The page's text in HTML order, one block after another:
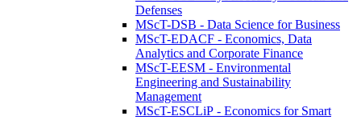
Defenses
MScT-DSB - Data Science for Business
MScT-EDACF - Economics, Data
Analytics and Corporate Finance
MScT-EESM - Environmental
Engineering and Sustainability
Management
MScT-ESCLiP - Economics for Smart